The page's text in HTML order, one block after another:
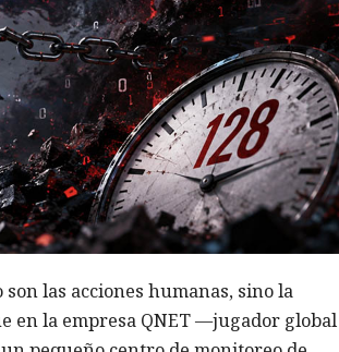
las acciones humanas, sino la
en la empresa QNET —jugador